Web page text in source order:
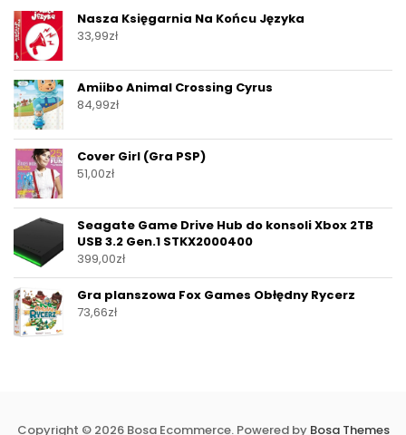
Nasza Księgarnia Na Końcu Języka
33,99zł
Amiibo Animal Crossing Cyrus
84,99zł
Cover Girl (Gra PSP)
51,00zł
Seagate Game Drive Hub do konsoli Xbox 2TB
USB 3.2 Gen.1 STKX2000400
399,00zł
Gra planszowa Fox Games Obłędny Rycerz
73,66zł
Copyright © 2026 Bosa Ecommerce. Powered by Bosa Themes